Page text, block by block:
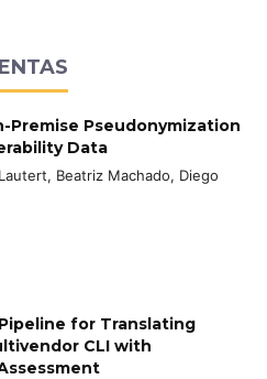
Premise Pseudonymization
Data
Beatriz Machado, Diego
for Translating
CLI with